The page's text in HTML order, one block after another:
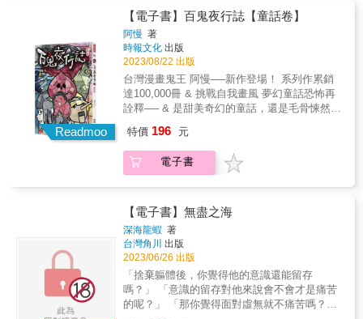
姓名筆劃排序） & 周曉涵│戲劇女神 編輯小姐
Yuli│圖文作家／Podcast主持人 劉冠吟│前華
山文創品牌長 蘇乙笙│作家 &
的小宇宙。 思考頓時成了某種遊戲， 原來換個
角度，世界可以如此不同。 & 本書特色 深受歐
美日讀者喜歡的圖文創作者我是白，在國外有
頗高的討論度。因為作品基本上是無字的，只
透過雋永的圖像敘事，反而傳達出更多的意涵
與趣味，也因此更能跨越國界，深受全球不同
語系的讀者所喜愛。本書跳脫前一本成名作
《20KM/H》多格漫畫訴說故事的形式，改採用
一頁單幅的畫面呈現，像極了焠鍊後的極短
就如同書名《物體劇場》所傳達出的舞臺效
果，讀者可以隨興翻閱，或逐頁駐足品味，在
各種不同的情境實驗中，相信更能找出純粹圖
像閱讀的樂趣與感動。 &
Readmoo
【電子書】百鬼夜行誌【童話卷】
阿慢 著
時報文化 出版
2023/08/22 出版
台灣漫畫鬼王 阿慢──新作登場！ 系列作累銷
達100,000冊 & 挑戰自我畫風 夢幻童話恐怖再
詮釋── & 是甜美奇幻的童話，還是毛骨悚然的
&hellip;&hellip; & ★愛說謊的小木偶終於說出
了真心話！下場卻是&hellip;&hellip; ★灰姑娘
穿上了那雙玻璃鞋，美得讓人渴望收藏
長的頭髮垂了下來，彷彿擁有自己的生命
&hellip;&hellip; ★魔鏡啊魔鏡～白雪公主看起
來&hellip;&hellip;好像有點奇怪&hellip;&hellip;
★為了追求王子，美人魚願意離開深海，用
「這個」交換&hellip;&hellip; ★要是青蛙王子
一直沒遇到吻他的公主，詛咒將會
&hellip;&hellip; & 得獎記錄 & ▲《百鬼夜行誌
【塊陶卷】》 2015年度金石堂圖文繪本TOP82
特價 196 元
電子書
【電子書】無盡之海
深海龍蝦 著
台灣角川 出版
2023/06/26 出版
「捨棄軀體後，你覺得他的意識還能留存
嗎？」 「意識的留存對他來說會不會才是痛苦
的呢？」 「那你覺得面對虛無就不痛苦嗎？」